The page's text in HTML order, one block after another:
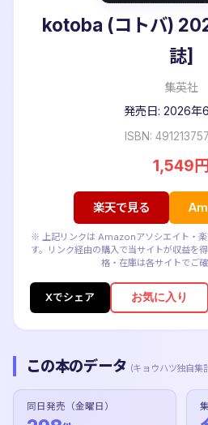
kotoba (コトバ)
誌]
集英社
発売日: 2026年
ISBN:
1,549
楽天で見る
※ 上記リンクは Amazonアソシエイト・楽
す。リンク経由の購入で当サイトが収益を
格・在庫は各サイトでご確
Xでシェア お気に入り
この本のデータ (キョウハツ独自集
同日発売（金曜日）